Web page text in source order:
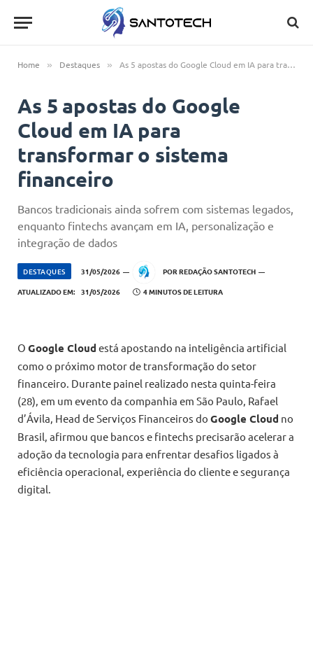
Home » Destaques » As 5 apostas do Google Cloud em IA para transformar o sistema financeiro
As 5 apostas do Google
Cloud em IA para
transformar o sistema
financeiro
Bancos tradicionais ainda sofrem com sistemas legados,
enquanto fintechs avançam em IA, personalização e
integração de dados
DESTAQUES 31/05/2026 POR REDAÇÃO SANTOTECH
ATUALIZADO EM: 31/05/2026 4 MINUTOS DE LEITURA
O Google Cloud está apostando na inteligência artificial
como o próximo motor de transformação do setor
financeiro. Durante painel realizado nesta quinta-feira
(28), em um evento da companhia em São Paulo, Rafael
d’Ávila, Head de Serviços Financeiros do Google Cloud no
Brasil, afirmou que bancos e fintechs precisarão acelerar a
adoção da tecnologia para enfrentar desafios ligados à
eficiência operacional, experiência do cliente e segurança
digital.